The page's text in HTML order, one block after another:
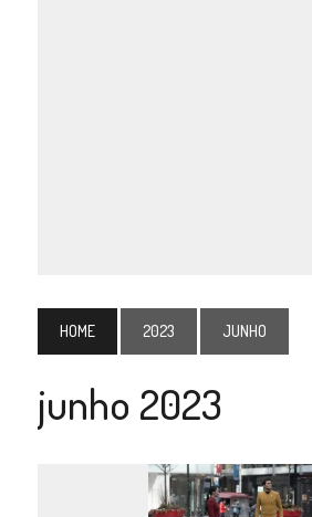
HOME 2023 JUNHO
junho 2023